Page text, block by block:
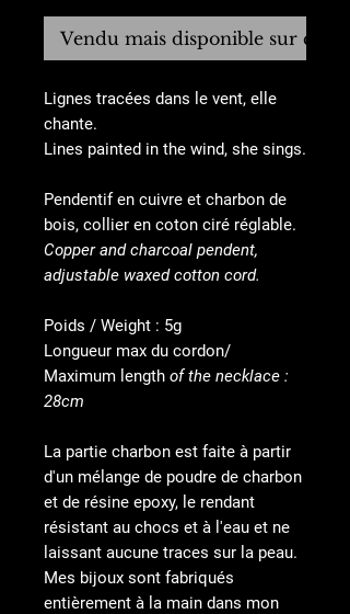
Vendu mais disponible sur
Lignes tracées dans le vent, elle
chante.
Lines painted in the wind, she sings.
Pendentif en cuivre et charbon de
bois, collier en coton ciré réglable.
Copper and charcoal pendent,
adjustable waxed cotton cord.
Poids / Weight : 5g
Longueur max du cordon/
Maximum length of the necklace :
28cm
La partie charbon est faite à partir
d'un mélange de poudre de charbon
et de résine epoxy, le rendant
résistant au chocs et à l'eau et ne
laissant aucune traces sur la peau.
Mes bijoux sont fabriqués
entièrement à la main dans mon